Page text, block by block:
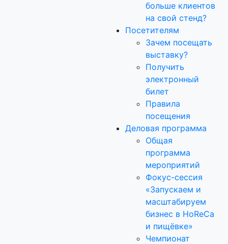
больше клиентов
на свой стенд?
Посетителям
Зачем посещать
выставку?
Получить
электронный
билет
Правила
посещения
Деловая программа
Общая
программа
мероприятий
Фокус-сессия
«Запускаем и
масштабируем
бизнес в HoReCa
и пищёвке»
Чемпионат